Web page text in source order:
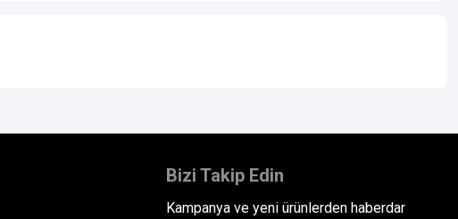
Bizi Takip Edin
Kampanya ve yeni ürünlerden haberdar